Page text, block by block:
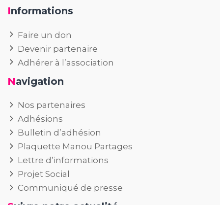
Informations
Faire un don
Devenir partenaire
Adhérer à l’association
Navigation
Nos partenaires
Adhésions
Bulletin d’adhésion
Plaquette Manou Partages
Lettre d’informations
Projet Social
Communiqué de presse